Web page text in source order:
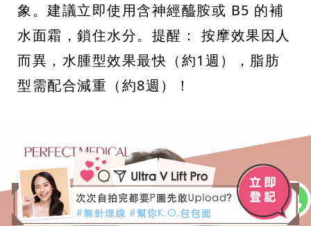
象。建議立即使用含神經醯胺或 B5 的補
水面霜，鎖住水分。提醒： 按摩效果因人
而異，水腫型效果最快（約1週），脂肪